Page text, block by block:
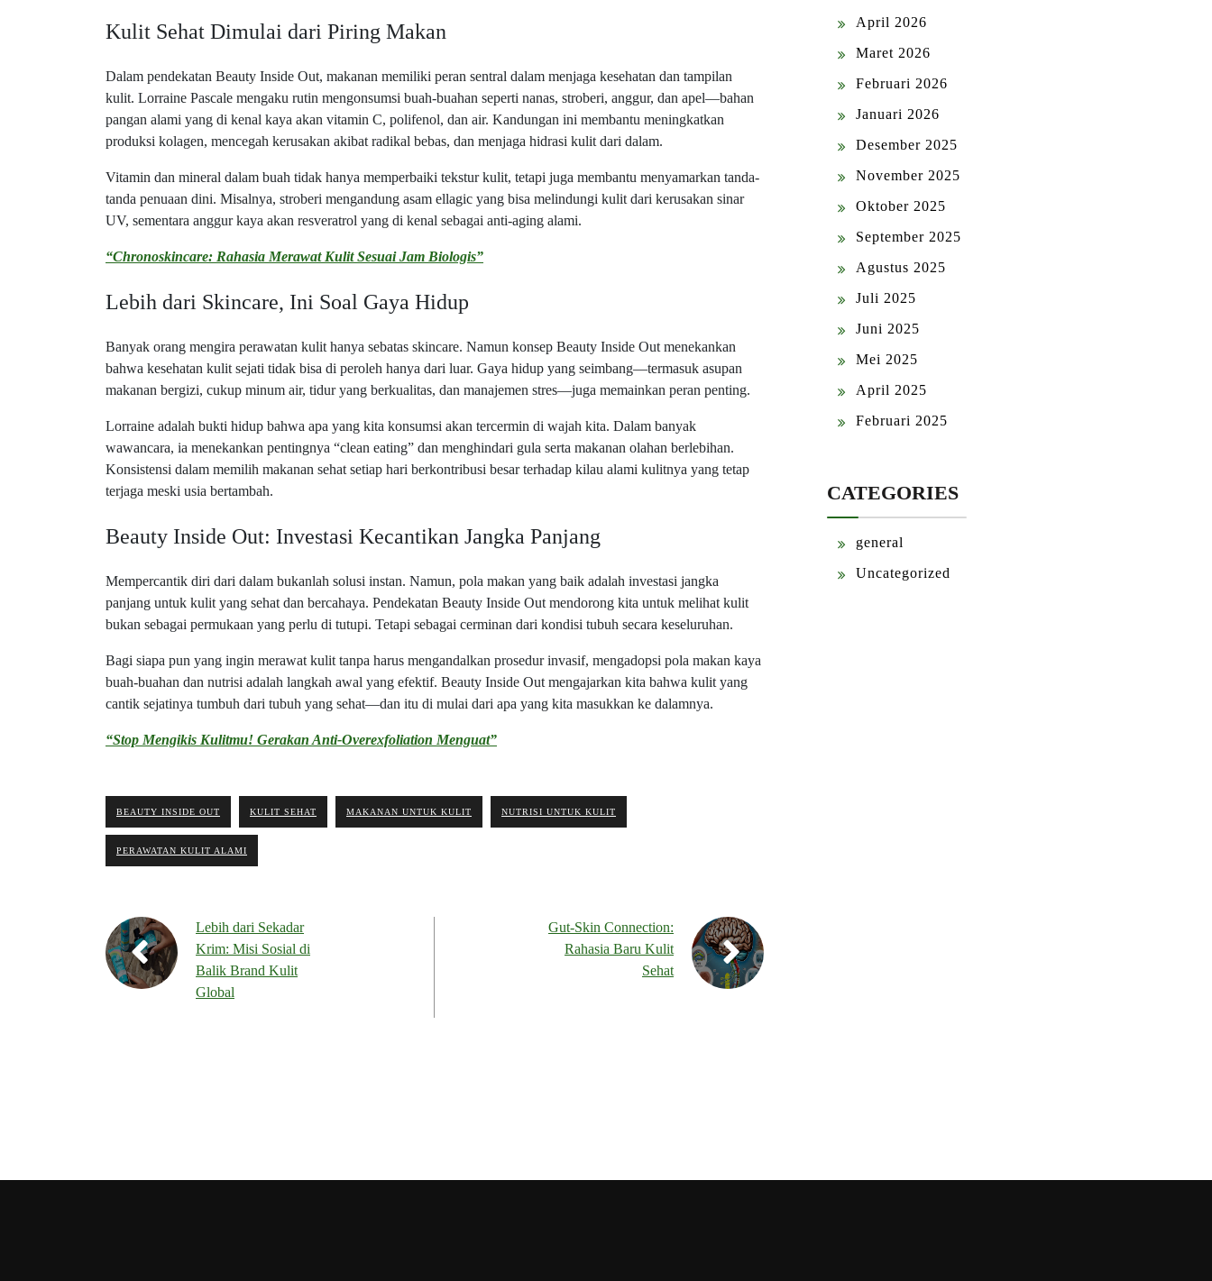
Kulit Sehat Dimulai dari Piring Makan
Dalam pendekatan Beauty Inside Out, makanan memiliki peran sentral dalam menjaga kesehatan dan tampilan
kulit. Lorraine Pascale mengaku rutin mengonsumsi buah-buahan seperti nanas, stroberi, anggur, dan apel—bahan
pangan alami yang di kenal kaya akan vitamin C, polifenol, dan air. Kandungan ini membantu meningkatkan
produksi kolagen, mencegah kerusakan akibat radikal bebas, dan menjaga hidrasi kulit dari dalam.
Vitamin dan mineral dalam buah tidak hanya memperbaiki tekstur kulit, tetapi juga membantu menyamarkan tanda-
tanda penuaan dini. Misalnya, stroberi mengandung asam ellagic yang bisa melindungi kulit dari kerusakan sinar
UV, sementara anggur kaya akan resveratrol yang di kenal sebagai anti-aging alami.
“Chronoskincare: Rahasia Merawat Kulit Sesuai Jam Biologis”
Lebih dari Skincare, Ini Soal Gaya Hidup
Banyak orang mengira perawatan kulit hanya sebatas skincare. Namun konsep Beauty Inside Out menekankan
bahwa kesehatan kulit sejati tidak bisa di peroleh hanya dari luar. Gaya hidup yang seimbang—termasuk asupan
makanan bergizi, cukup minum air, tidur yang berkualitas, dan manajemen stres—juga memainkan peran penting.
Lorraine adalah bukti hidup bahwa apa yang kita konsumsi akan tercermin di wajah kita. Dalam banyak
wawancara, ia menekankan pentingnya “clean eating” dan menghindari gula serta makanan olahan berlebihan.
Konsistensi dalam memilih makanan sehat setiap hari berkontribusi besar terhadap kilau alami kulitnya yang tetap
terjaga meski usia bertambah.
Beauty Inside Out: Investasi Kecantikan Jangka Panjang
Mempercantik diri dari dalam bukanlah solusi instan. Namun, pola makan yang baik adalah investasi jangka
panjang untuk kulit yang sehat dan bercahaya. Pendekatan Beauty Inside Out mendorong kita untuk melihat kulit
bukan sebagai permukaan yang perlu di tutupi. Tetapi sebagai cerminan dari kondisi tubuh secara keseluruhan.
Bagi siapa pun yang ingin merawat kulit tanpa harus mengandalkan prosedur invasif, mengadopsi pola makan kaya
buah-buahan dan nutrisi adalah langkah awal yang efektif. Beauty Inside Out mengajarkan kita bahwa kulit yang
cantik sejatinya tumbuh dari tubuh yang sehat—dan itu di mulai dari apa yang kita masukkan ke dalamnya.
“Stop Mengikis Kulitmu! Gerakan Anti-Overexfoliation Menguat”
BEAUTY INSIDE OUT KULIT SEHAT MAKANAN UNTUK KULIT NUTRISI UNTUK KULIT
PERAWATAN KULIT ALAMI
Lebih dari Sekadar
Krim: Misi Sosial di
Balik Brand Kulit
Global
Gut-Skin Connection:
Rahasia Baru Kulit
Sehat
April 2026
Maret 2026
Februari 2026
Januari 2026
Desember 2025
November 2025
Oktober 2025
September 2025
Agustus 2025
Juli 2025
Juni 2025
Mei 2025
April 2025
Februari 2025
CATEGORIES
general
Uncategorized